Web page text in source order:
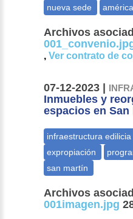
Archivos
,Ver contrato de
07-12-2023 |
Inmuebles y
espacios en San
Archivos
001imagen.jpg